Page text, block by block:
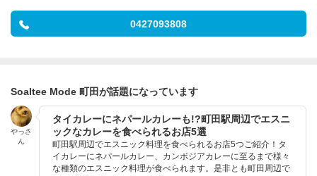
0427093808
Soaltee Mode 町田が話題になっています
やっさ
ん
タイカレーにネパールカレーも!?町田駅周辺でエスニ
ックなカレーを食べられるお店5選
町田駅周辺でエスニック料理を食べられるお店5つご紹介！タ
イカレーにネパールカレー、カンボジアカレーに至るまで様々
な種類のエスニック料理が食べられます。是非とも町田周辺で